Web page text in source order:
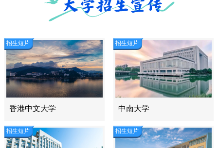
招生短片
香港中文大学
招生短片
中南大学
招生短片 招生短片